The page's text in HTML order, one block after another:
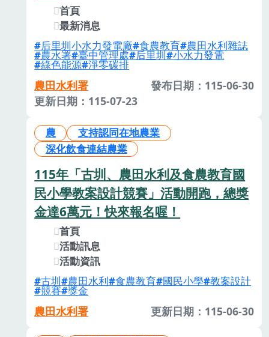
首頁
最新消息
后里圳小水力發電廠 食農教育 農田水利雜誌
農水署 臺中管理處 后里圳 小水力發電
綠色能源 淨零碳排
農田水利署
發布日期：115-06-30
更新日期：115-07-23
農
支持認同在地農業
深化飲食連結農業
115年「古圳、農田水利及食農教育國
民小學教案設計競賽」活動開跑，總獎
金達6萬元！快來報名喔！
首頁
活動訊息
活動資訊
古圳 農田水利 食農教育 國民小學 教案設計
競賽 獎金
農田水利署 更新日期：115-06-30